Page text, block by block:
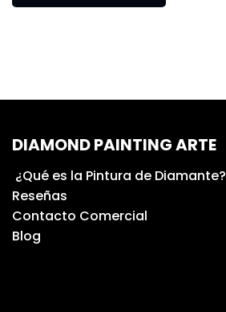
DIAMOND PAINTING ARTE
¿Qué es la Pintura de Diamante?
Reseñas
Contacto Comercial
Blog